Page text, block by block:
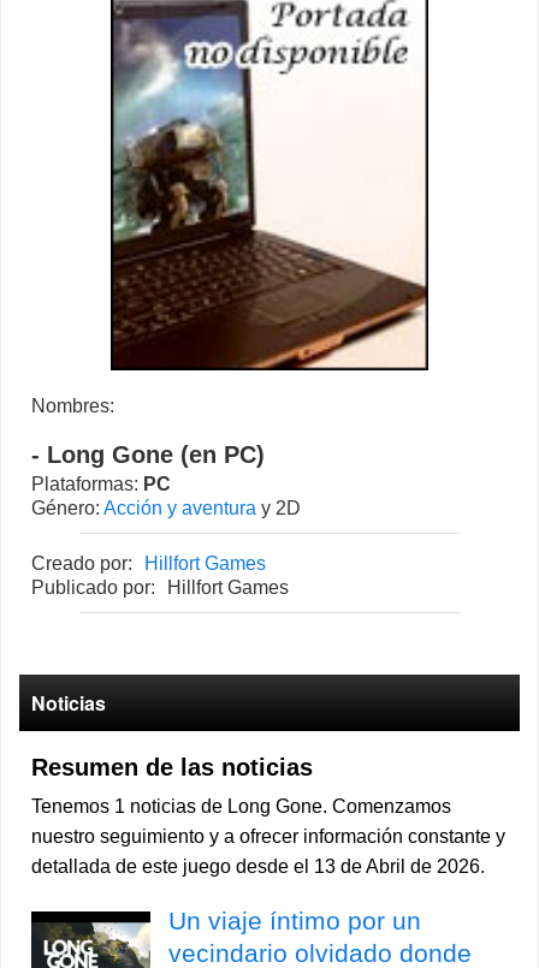
Nombres:
- Long Gone (en PC)
Plataformas: PC
Género: Acción y aventura y 2D
Creado por:
Hillfort Games
Publicado por:
Hillfort Games
Noticias
Resumen de las noticias
Tenemos 1 noticias de Long Gone. Comenzamos
nuestro seguimiento y a ofrecer información constante y
detallada de este juego desde el 13 de Abril de 2026.
Un viaje íntimo por un
vecindario olvidado donde